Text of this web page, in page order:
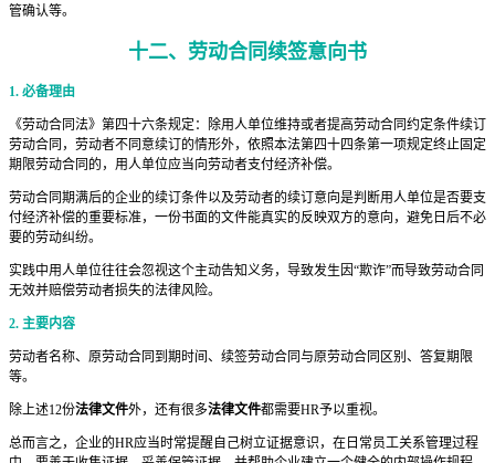
管确认等。
十二、 劳动合同续签意向书
1. 必备理由
《劳动合同法》第四十六条规定：除用人单位维持或者提高劳动合同约定条件续订
劳动合同，劳动者不同意续订的情形外，依照本法第四十四条第一项规定终止固定
期限劳动合同的，用人单位应当向劳动者支付经济补偿。
劳动合同期满后的企业的续订条件以及劳动者的续订意向是判断用人单位是否要支
付经济补偿的重要标准，一份书面的文件能真实的反映双方的意向，避免日后不必
要的劳动纠纷。
实践中用人单位往往会忽视这个主动告知义务，导致发生因“欺诈”而导致劳动合同
无效并赔偿劳动者损失的法律风险。
2. 主要内容
劳动者名称、原劳动合同到期时间、续签劳动合同与原劳动合同区别、答复期限
等。
除上述12份法律文件外，还有很多法律文件都需要HR予以重视。
总而言之，企业的HR应当时常提醒自己树立证据意识，在日常员工关系管理过程